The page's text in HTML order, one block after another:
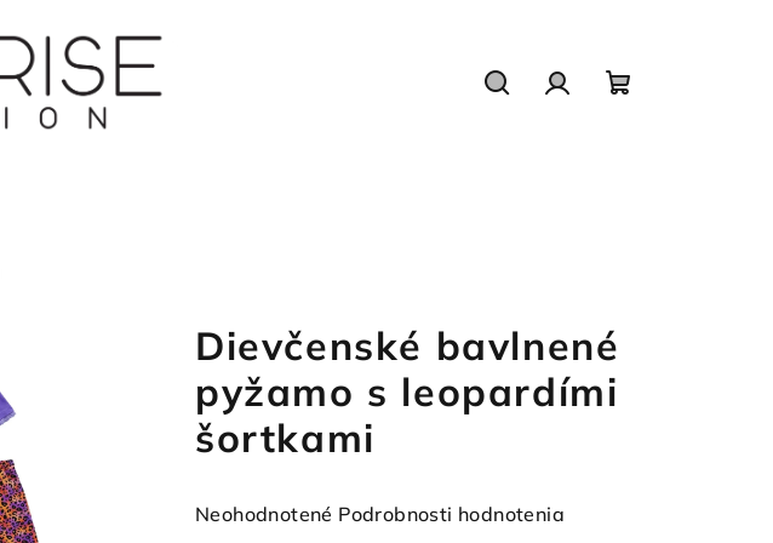
Dievčenské bavlnené
pyžamo s leopardími
šortkami
Priemerné
Neohodnotené Podrobnosti hodnotenia